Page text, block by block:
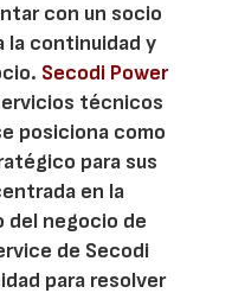
con un socio
la continuidad y
Secodi Power
técnicos
posiciona como
para sus
en la
del negocio de
de Secodi
para resolver